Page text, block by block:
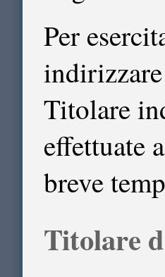
Per
Titolare
effettuate
breve
Titolare